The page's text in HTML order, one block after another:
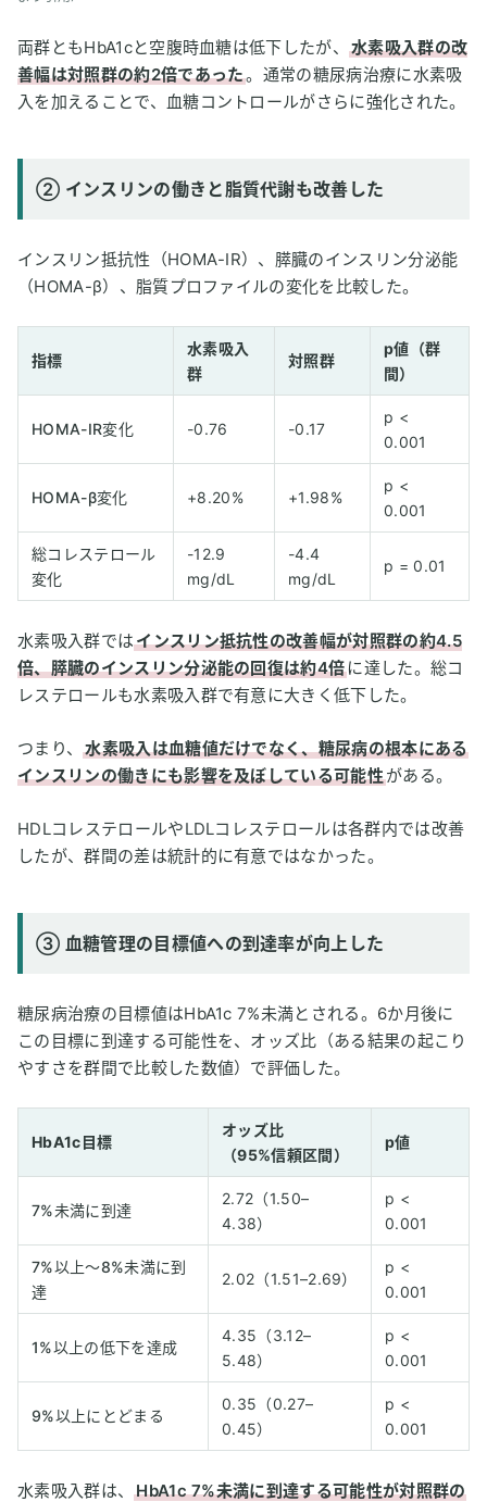
両群ともHbA1cと空腹時血糖は低下したが、水素吸入群の改
善幅は対照群の約2倍であった。通常の糖尿病治療に水素吸
入を加えることで、血糖コントロールがさらに強化された。
② インスリンの働きと脂質代謝も改善した
インスリン抵抗性（HOMA-IR）、膵臓のインスリン分泌能
（HOMA-β）、脂質プロファイルの変化を比較した。
指標
水素吸入
群
対照群
p値（群
間）
HOMA-IR変化 -0.76 -0.17
p <
0.001
HOMA-β変化 +8.20% +1.98%
p <
0.001
総コレステロール
変化
-12.9
mg/dL
-4.4
mg/dL
p = 0.01
水素吸入群ではインスリン抵抗性の改善幅が対照群の約4.5
倍、膵臓のインスリン分泌能の回復は約4倍に達した。総コ
レステロールも水素吸入群で有意に大きく低下した。
つまり、水素吸入は血糖値だけでなく、糖尿病の根本にある
インスリンの働きにも影響を及ぼしている可能性がある。
HDLコレステロールやLDLコレステロールは各群内では改善
したが、群間の差は統計的に有意ではなかった。
③ 血糖管理の目標値への到達率が向上した
糖尿病治療の目標値はHbA1c 7%未満とされる。6か月後に
この目標に到達する可能性を、オッズ比（ある結果の起こり
やすさを群間で比較した数値）で評価した。
HbA1c目標
オッズ比
（95%信頼区間）
p値
7%未満に到達
2.72（1.50–
4.38）
p <
0.001
7%以上〜8%未満に到
達
2.02（1.51–2.69）
p <
0.001
1%以上の低下を達成
4.35（3.12–
5.48）
p <
0.001
9%以上にとどまる
0.35（0.27–
0.45）
p <
0.001
水素吸入群は、HbA1c 7%未満に到達する可能性が対照群の